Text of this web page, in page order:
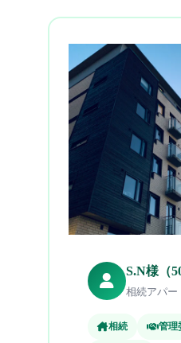
S.N様（
相続アパー
相続 管理